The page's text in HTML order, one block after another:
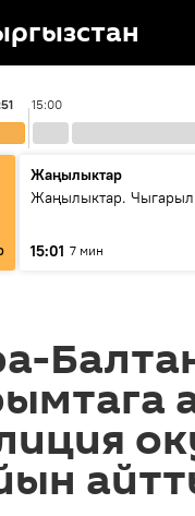
15:00
Жаңылыктар
Жаңылыктар.
15:01 7 мин